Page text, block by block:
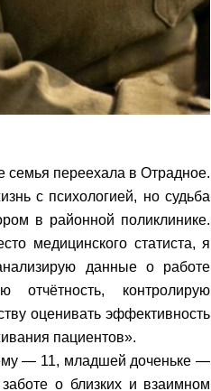
семья переехала в Отрадное.
с психологией, но судьба
в районной поликлинике.
медицинского статиста, я
данные о работе
контролирую
оценивать эффективность
пациентов».
— 11, младшей доченьке —
о близких и взаимном